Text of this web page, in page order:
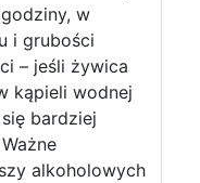
w
i grubości
– jeśli żywica
kąpieli wodnej
bardziej
alkoholowych